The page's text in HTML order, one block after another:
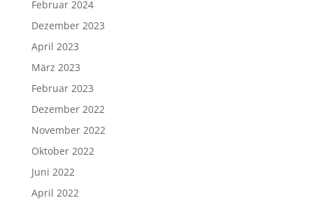
Februar 2024
Dezember 2023
April 2023
März 2023
Februar 2023
Dezember 2022
November 2022
Oktober 2022
Juni 2022
April 2022